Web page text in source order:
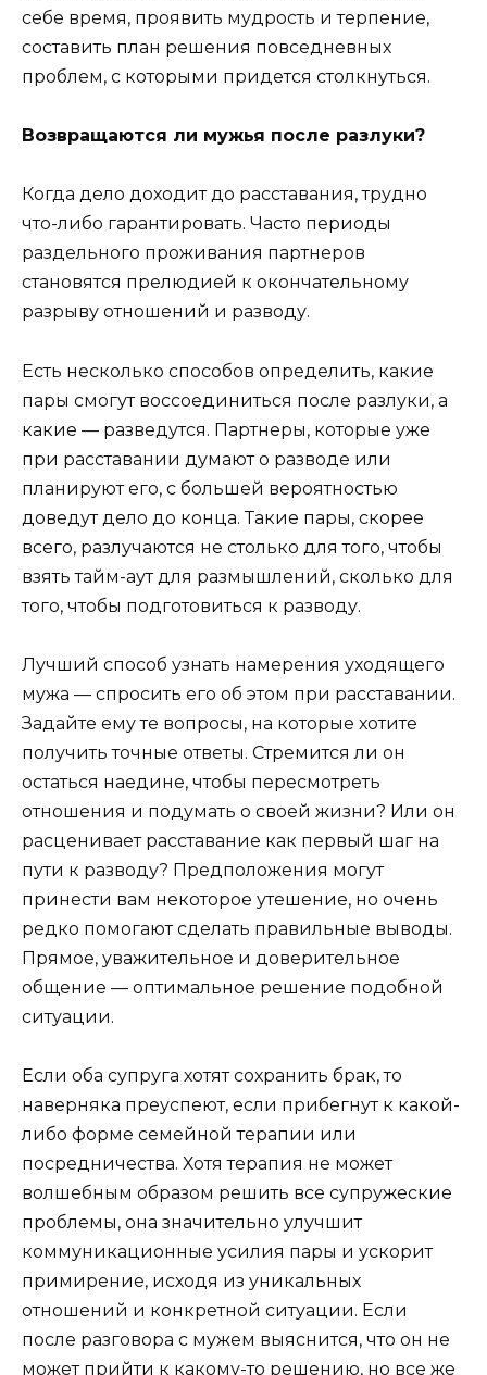
себе время, проявить мудрость и терпение,
составить план решения повседневных
проблем, с которыми придется столкнуться.
Возвращаются ли мужья после разлуки?
Когда дело доходит до расставания, трудно
что-либо гарантировать. Часто периоды
раздельного проживания партнеров
становятся прелюдией к окончательному
разрыву отношений и разводу.
Есть несколько способов определить, какие
пары смогут воссоединиться после разлуки, а
какие — разведутся. Партнеры, которые уже
при расставании думают о разводе или
планируют его, с большей вероятностью
доведут дело до конца. Такие пары, скорее
всего, разлучаются не столько для того, чтобы
взять тайм-аут для размышлений, сколько для
того, чтобы подготовиться к разводу.
Лучший способ узнать намерения уходящего
мужа — спросить его об этом при расставании.
Задайте ему те вопросы, на которые хотите
получить точные ответы. Стремится ли он
остаться наедине, чтобы пересмотреть
отношения и подумать о своей жизни? Или он
расценивает расставание как первый шаг на
пути к разводу? Предположения могут
принести вам некоторое утешение, но очень
редко помогают сделать правильные выводы.
Прямое, уважительное и доверительное
общение — оптимальное решение подобной
ситуации.
Если оба супруга хотят сохранить брак, то
наверняка преуспеют, если прибегнут к какой-
либо форме семейной терапии или
посредничества. Хотя терапия не может
волшебным образом решить все супружеские
проблемы, она значительно улучшит
коммуникационные усилия пары и ускорит
примирение, исходя из уникальных
отношений и конкретной ситуации. Если
после разговора с мужем выяснится, что он не
может прийти к какому-то решению, но все же